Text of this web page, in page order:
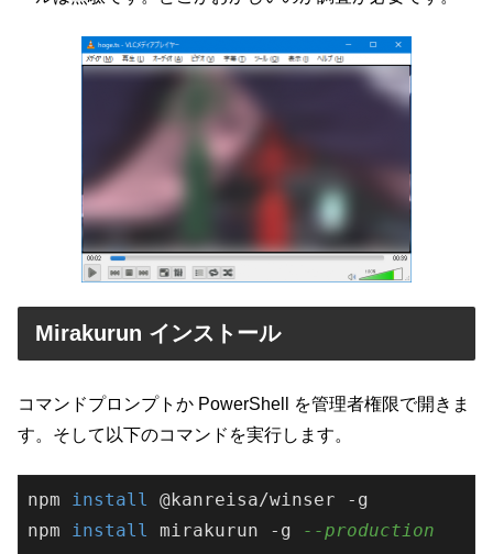
Mirakurun インストール
コマンドプロンプトか PowerShell を管理者権限で開きま
す。そして以下のコマンドを実行します。
npm install
@kanreisa/winser -g
npm install mirakurun -g --production